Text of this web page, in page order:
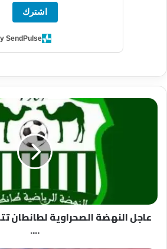
اشترك
SendPulse
عاجل
....
عاجل النهضة الصحراوية لطانطان
....